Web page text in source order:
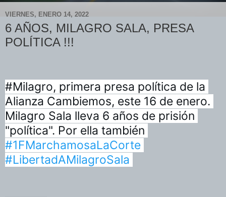
VIERNES, ENERO 14, 2022
6 AÑOS, MILAGRO SALA, PRESA
POLÍTICA !!!
#Milagro, primera presa política de la
Alianza Cambiemos, este 16 de enero.
Milagro Sala lleva 6 años de prisión
#1FMarchamosaLaCorte
#LibertadAMilagroSala